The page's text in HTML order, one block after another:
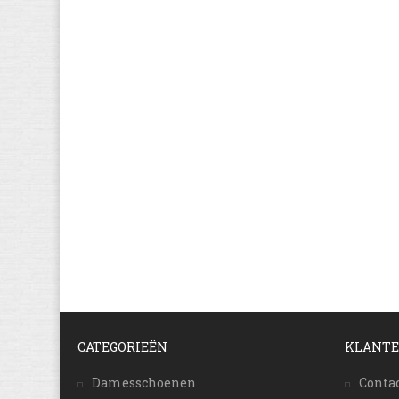
CATEGORIEËN
Damesschoenen